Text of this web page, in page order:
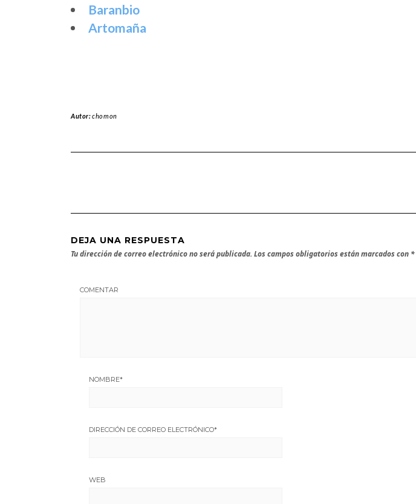
Baranbio
Artomaña
Autor:chomon
DEJA UNA RESPUESTA
Tu dirección de correo electrónico no será publicada. Los campos obligatorios están marcados con *
COMENTAR
NOMBRE*
DIRECCIÓN DE CORREO ELECTRÓNICO*
WEB